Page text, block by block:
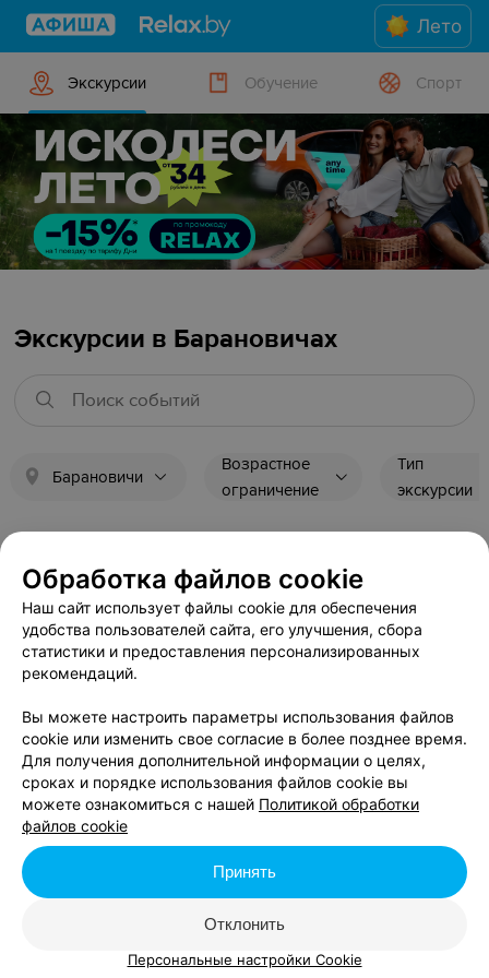
Лето
Экскурсии Обучение Спорт
Экскурсии в Барановичах
Барановичи
Возрастное
ограничение
Тип
экскурсии
Все сертификаты
Экскурсии с гидом в
Парке животных
Обработка файлов cookie
Наш сайт использует файлы cookie для обеспечения
удобства пользователей сайта, его улучшения, сбора
статистики и предоставления персонализированных
рекомендаций.
Вы можете настроить параметры использования файлов
cookie или изменить свое согласие в более позднее время.
Для получения дополнительной информации о целях,
сроках и порядке использования файлов cookie вы
можете ознакомиться с нашей Политикой обработки
файлов cookie
Отклонить
Принять
Персональные настройки Cookie